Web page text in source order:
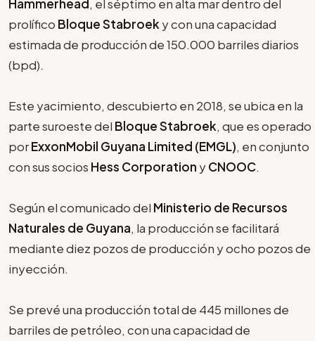
Hammerhead, el séptimo en alta mar dentro del
prolífico Bloque Stabroek y con una capacidad
estimada de producción de 150.000 barriles diarios
(bpd).
Este yacimiento, descubierto en 2018, se ubica en la
parte suroeste del Bloque Stabroek, que es operado
porExxonMobil Guyana Limited (EMGL), en conjunto
con sus socios Hess Corporation yCNOOC.
Según el comunicado del Ministerio de Recursos
Naturales de Guyana, la producción se facilitará
mediante diez pozos de producción y ocho pozos de
inyección.
Se prevé una producción total de 445 millones de
barriles de petróleo, con una capacidad de